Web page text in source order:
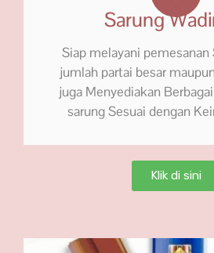
Sarung
Siap melayani pemesanan
jumlah partai besar
juga Menyediakan
sarung Sesuai dengan
Klik di sini